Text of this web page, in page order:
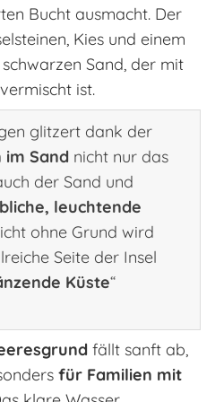
Bucht ausmacht. Der
Kies und einem
Sand, der mit
ist.
glitzert dank der
Sand nicht nur das
der Sand und
leuchtende
ohne Grund wird
Seite der Insel
Küste“
fällt sanft ab,
für Familien mit